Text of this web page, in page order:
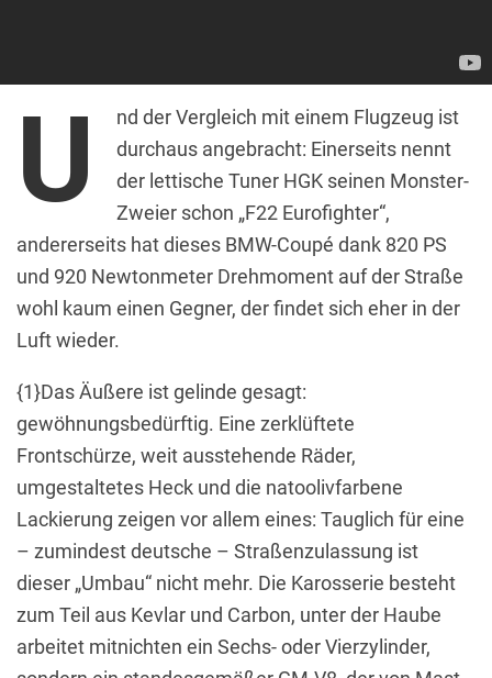
U
nd der Vergleich mit einem Flugzeug ist
durchaus angebracht: Einerseits nennt
der lettische Tuner HGK seinen Monster-
Zweier schon „F22 Eurofighter“,
andererseits hat dieses BMW-Coupé dank 820 PS
und 920 Newtonmeter Drehmoment auf der Straße
wohl kaum einen Gegner, der findet sich eher in der
Luft wieder.
{1}Das Äußere ist gelinde gesagt:
gewöhnungsbedürftig. Eine zerklüftete
Frontschürze, weit ausstehende Räder,
umgestaltetes Heck und die natoolivfarbene
Lackierung zeigen vor allem eines: Tauglich für eine
– zumindest deutsche – Straßenzulassung ist
dieser „Umbau“ nicht mehr. Die Karosserie besteht
zum Teil aus Kevlar und Carbon, unter der Haube
arbeitet mitnichten ein Sechs- oder Vierzylinder,